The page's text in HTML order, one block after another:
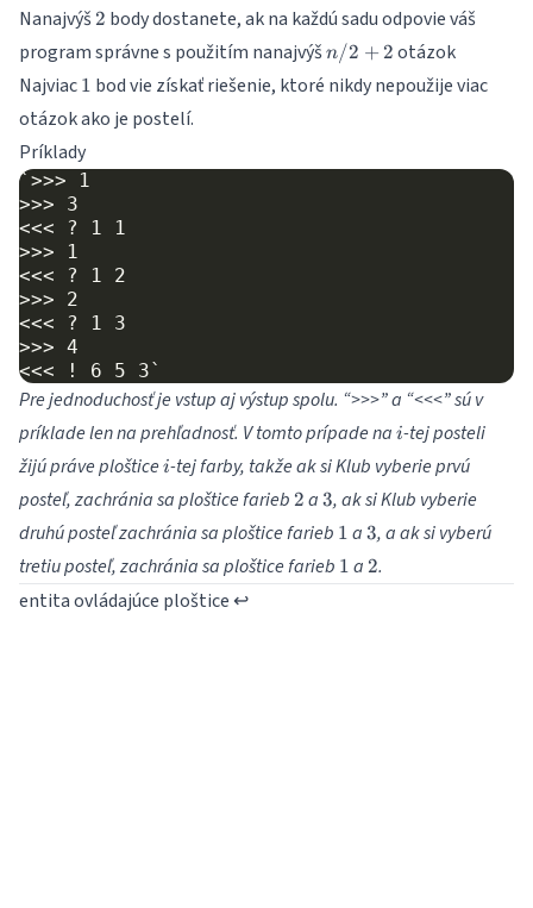
n
\rceil
Nanajvýš 2
2 body dostanete, ak na každú sadu odpovie váš
program správne s použitím nanajvýšn
2
n/2 + 2 otázok
Najviac 1
1 bod vie získať riešenie, ktoré nikdy nepoužije viac
otázok ako je postelí.
Príklady
`>>> 1
>>> 3
<<< ? 1 1
>>> 1
<<< ? 1 2
>>> 2
<<< ? 1 3
>>> 4
Pre jednoduchosť je vstup aj výstup spolu. “>>>” a “<<<” sú v
príklade len na prehľadnosť. V tomto prípade na i
i-tej posteli
žijú práve plošticei
i-tej farby, takže ak si Klub vyberie prvú
posteľ, zachránia sa ploštice farieb 2
2 a 3
3, ak si Klub vyberie
druhú posteľ zachránia sa ploštice farieb 1
1 a 3
3, a ak si vyberú
tretiu posteľ, zachránia sa ploštice farieb 1
1 a 2
2.
entita ovládajúce ploštice ↩